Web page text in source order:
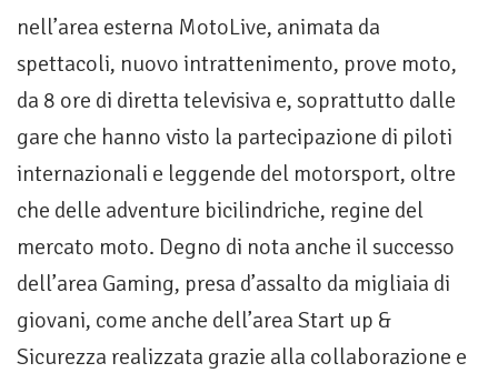
nell’area esterna MotoLive, animata da
spettacoli, nuovo intrattenimento, prove moto,
da 8 ore di diretta televisiva e, soprattutto dalle
gare che hanno visto la partecipazione di piloti
internazionali e leggende del motorsport, oltre
che delle adventure bicilindriche, regine del
mercato moto. Degno di nota anche il successo
dell’area Gaming, presa d’assalto da migliaia di
giovani, come anche dell’area Start up &
Sicurezza realizzata grazie alla collaborazione e